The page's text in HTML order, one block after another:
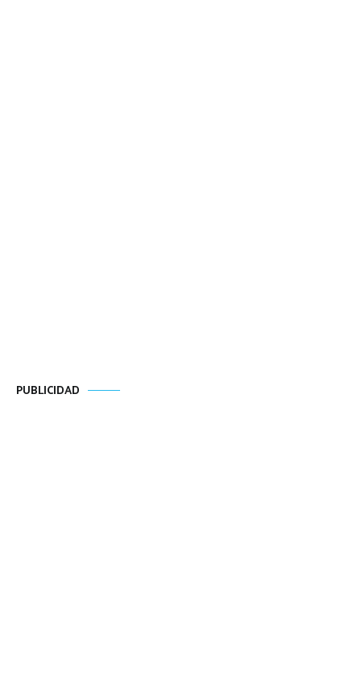
PUBLICIDAD